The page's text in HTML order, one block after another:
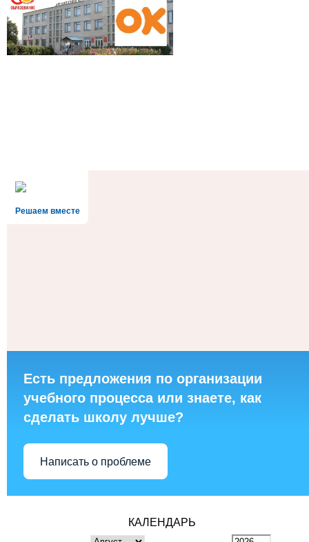
Решаем вместе
Есть предложения по организации
учебного процесса или знаете, как
сделать школу лучше?
Написать о проблеме
КАЛЕНДАРЬ